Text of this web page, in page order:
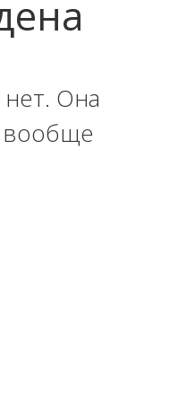
Она
вообще